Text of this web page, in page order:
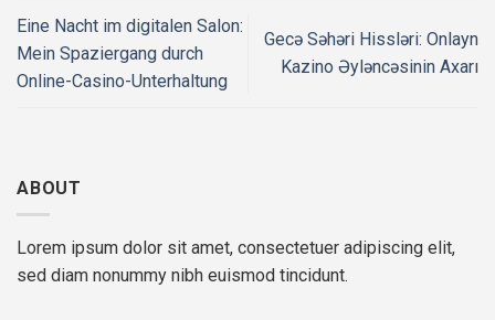
Eine Nacht im digitalen Salon:
Mein Spaziergang durch
Online-Casino-Unterhaltung
Gecə Səhəri Hissləri: Onlayn
Kazino Əyləncəsinin Axarı
ABOUT
Lorem ipsum dolor sit amet, consectetuer adipiscing elit,
sed diam nonummy nibh euismod tincidunt.